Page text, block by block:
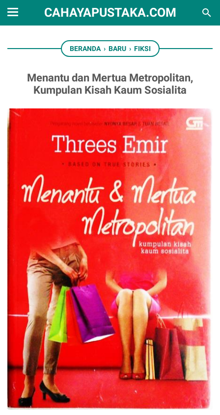
CAHAYAPUSTAKA.COM
BERANDA › BARU › FIKSI
Menantu dan Mertua Metropolitan,
Kumpulan Kisah Kaum Sosialita